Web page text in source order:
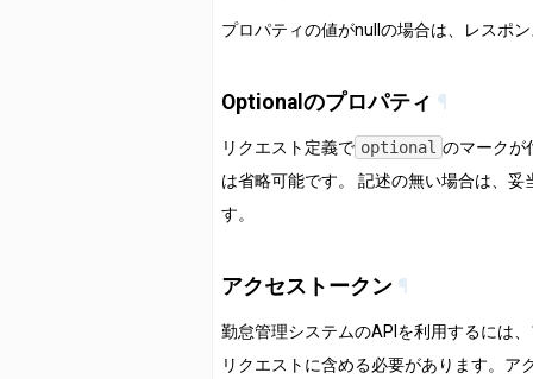
プロパティの値がnullの場合は、レスポ
Optionalのプロパティ ¶
リクエスト定義で optional のマークが
は省略可能です。 記述の無い場合は、妥
す。
アクセストークン ¶
勤怠管理システムのAPIを利用するには
リクエストに含める必要があります。ア